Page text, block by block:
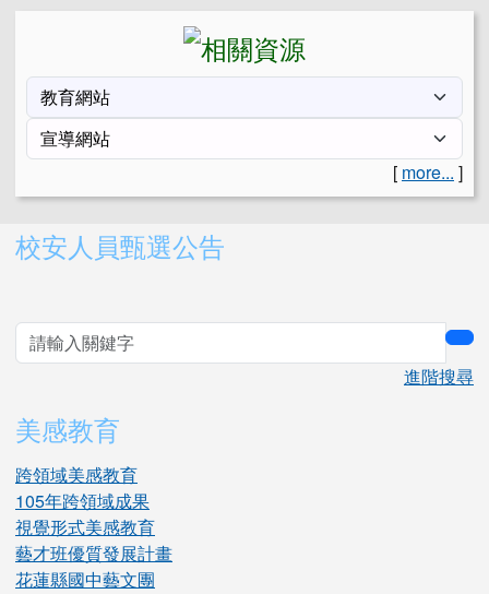
[ more... ]
右邊區域內容
校安人員甄選公告
進階搜尋
美感教育
跨領域美感教育
105年跨領域成果
視覺形式美感教育
藝才班優質發展計畫
花蓮縣國中藝文團